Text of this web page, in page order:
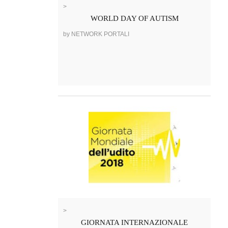
>
WORLD DAY OF AUTISM
by NETWORK PORTALI
>
GIORNATA INTERNAZIONALE